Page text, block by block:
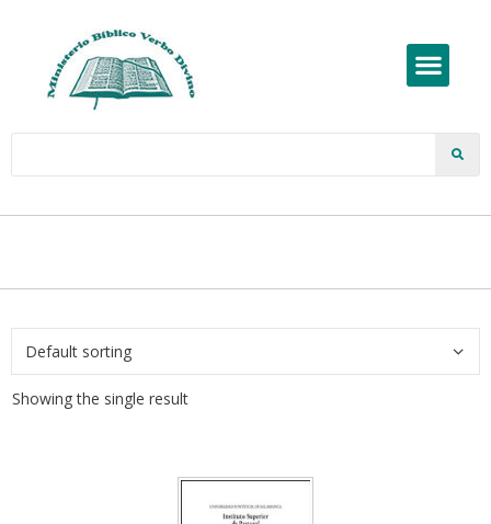
Showing the single result